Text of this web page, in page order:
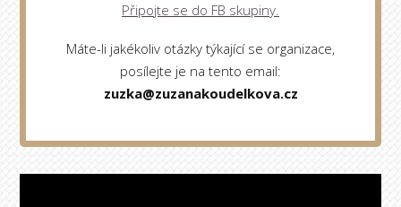
Připojte se do FB skupiny.
Máte-li jakékoliv otázky týkající se organizace,
posílejte je na tento email:
zuzka@zuzanakoudelkova.cz